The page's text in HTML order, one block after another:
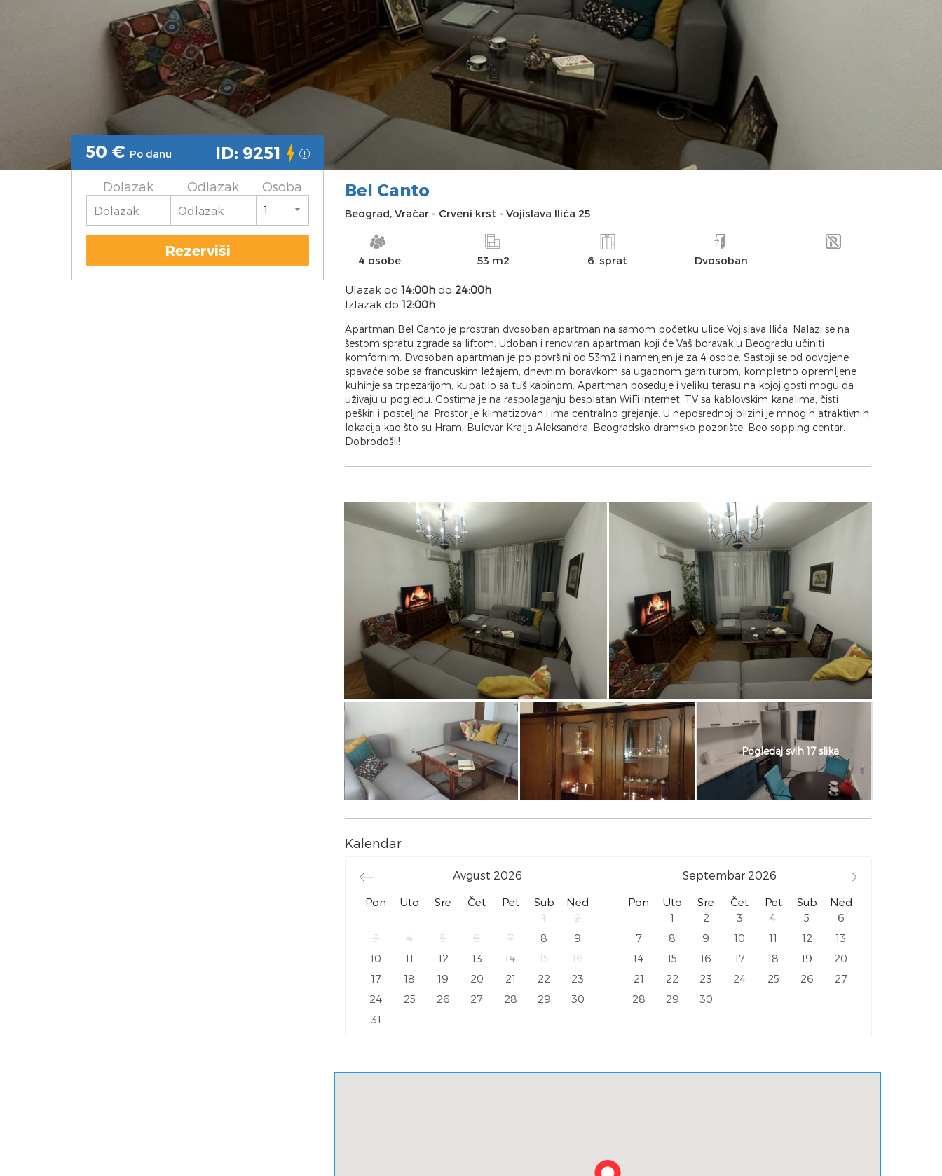
INFO SLIKE
50 € Po danu ID: 9251
Dolazak Odlazak Osoba
Rezerviši
Bel Canto
Beograd, Vračar - Crveni krst - Vojislava Ilića 25
4 osobe 53 m2 6. sprat Dvosoban
Ulazak od 14:00h do 24:00h
Izlazak do 12:00h
Apartman Bel Canto je prostran dvosoban apartman na samom početku ulice Vojislava Ilića. Nalazi se na
šestom spratu zgrade sa liftom. Udoban i renoviran apartman koji će Vaš boravak u Beogradu učiniti
komfornim. Dvosoban apartman je po površini od 53m2 i namenjen je za 4 osobe. Sastoji se od odvojene
spavaće sobe sa francuskim ležajem, dnevnim boravkom sa ugaonom garniturom, kompletno opremljene
kuhinje sa trpezarijom, kupatilo sa tuš kabinom. Apartman poseduje i veliku terasu na kojoj gosti mogu da
uživaju u pogledu. Gostima je na raspolaganju besplatan WiFi internet, TV sa kablovskim kanalima, čisti
peškiri i posteljina. Prostor je klimatizovan i ima centralno grejanje. U neposrednoj blizini je mnogih atraktivnih
lokacija kao što su Hram, Bulevar Kralja Aleksandra, Beogradsko dramsko pozorište, Beo sopping centar.
Dobrodošli!
Pogledaj svih 17 slika
Kalendar
Avgust 2026
Pon Uto Sre Čet Pet Sub
Ned
1
2
3
4 5 6 7 8
9
10
11 12 13 14 15
16
17
18 19 20 21 22
23
24
25 26 27 28 29
30
31
Septembar 2026
Pon Uto Sre Čet Pet Sub
Ned
1
2 3 4 5
6
7
8 9 10 11 12
13
14
15 16 17 18 19
20
21
22 23 24 25 26
27
28
29 30